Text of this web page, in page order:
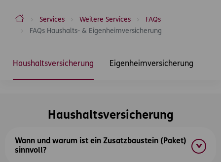
ERGO Versicherung Aktiengesellschaft
Services Weitere Services
FAQs
FAQs Haushalts- & Eigenheimversicherung
Haushaltsversicherung
Eigenheimversicherung
Haushaltsversicherung
Wann und warum ist ein Zusatzbaustein (Paket)
sinnvoll?